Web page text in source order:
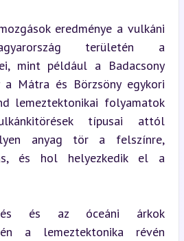
eredménye a vulkáni
területén a
mint például a Badacsony
a Mátra és Börzsöny egykori
lemeztektonikai folyamatok
típusai attól
anyag tör a felszínre,
és hol helyezkedik el a
és az óceáni árkok
a lemeztektonika révén